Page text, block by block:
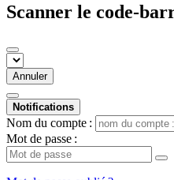
Scanner le code-
Annuler
Notifications
Nom du compte :
Mot de passe :